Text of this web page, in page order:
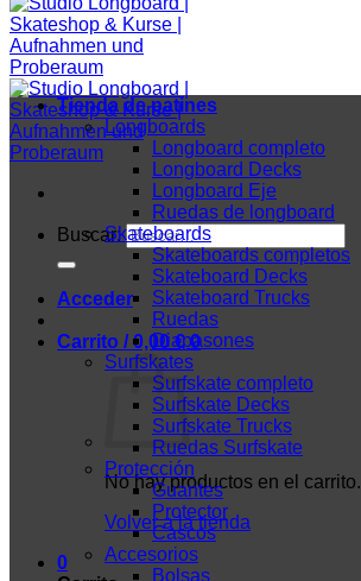
Buscar:
Acceder
Carrito /0,00€ 0
No hay productos en el carrito.
Volver a la tienda
0
Tienda de patines
Longboards
Longboard completo
Longboard Decks
Longboard Eje
Ruedas de longboard
Skateboards
Skateboards completos
Skateboard Decks
Skateboard Trucks
Ruedas
Diapasones
Surfskates
Surfskate completo
Surfskate Decks
Surfskate Trucks
Ruedas Surfskate
Protección
Guantes
Protector
Cascos
Accesorios
Bolsas